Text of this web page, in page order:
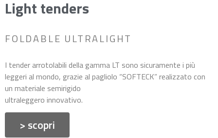
Light tenders
FOLDABLE ULTRALIGHT
I tender arrotolabili della gamma LT sono sicuramente i più
leggeri al mondo, grazie al pagliolo “SOFTECK” realizzato con
un materiale semirigido
ultraleggero innovativo.
> scopri